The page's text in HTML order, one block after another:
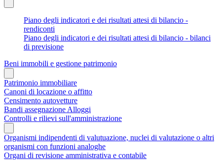
Piano degli indicatori e dei risultati attesi di bilancio -
rendiconti
Piano degli indicatori e dei risultati attesi di bilancio - bilanci
di previsione
Beni immobili e gestione patrimonio
Patrimonio immobiliare
Canoni di locazione o affitto
Censimento autovetture
Bandi assegnazione Alloggi
Controlli e rilievi sull'amministrazione
Organismi indipendenti di valutuazione, nuclei di valutazione o altri
organismi con funzioni analoghe
Organi di revisione amministrativa e contabile